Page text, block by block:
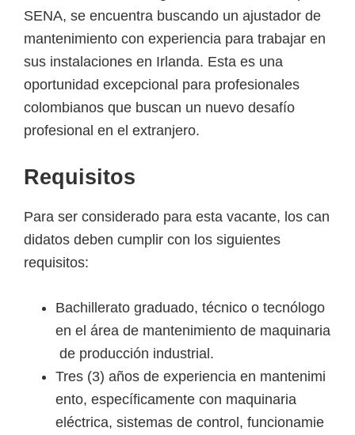
d
a
s
o
b
r
c
r
s
o
SENA, se encuentra buscando un ajustador de
mantenimiento con experiencia para trabajar en
sus instalaciones en Irlanda. Esta es una
oportunidad excepcional para profesionales
colombianos que buscan un nuevo desafío
profesional en el extranjero.
Requisitos
Para ser considerado para esta vacante, los can
didatos deben cumplir con los siguientes
requisitos:
Bachillerato graduado, técnico o tecnólogo
en el área de mantenimiento de maquinaria
de producción industrial.
Tres (3) años de experiencia en mantenimi
ento, específicamente con maquinaria
eléctrica, sistemas de control, funcionamie